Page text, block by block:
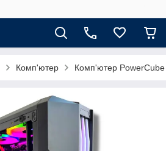
Комп'ютер Комп'ютер